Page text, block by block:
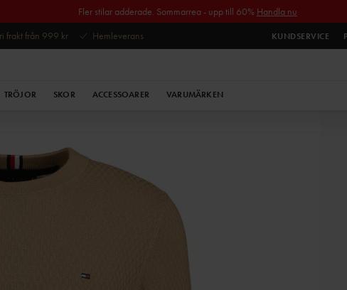
Fler stilar adderade. Sommarrea - upp till 60% Handla nu
frakt från 999 kr Hemleverans KUNDSERVICE
TRÖJOR SKOR ACCESSOARER VARUMÄRKEN